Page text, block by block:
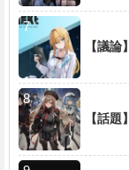
【議
【話